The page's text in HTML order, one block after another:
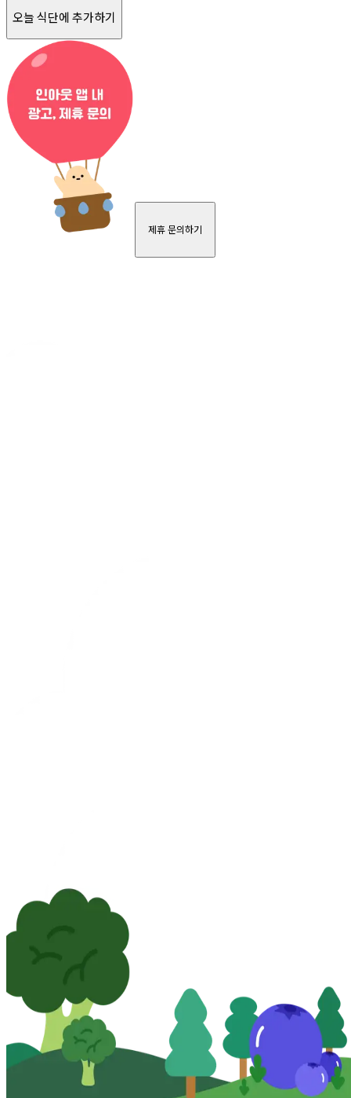
오늘 식단에 추가하기
제휴 문의하기